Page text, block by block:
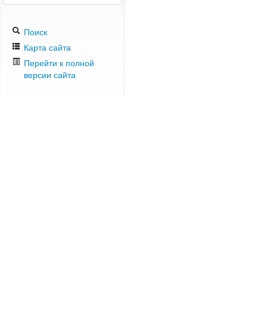
Поиск
Карта сайта
Перейти к полной
версии сайта